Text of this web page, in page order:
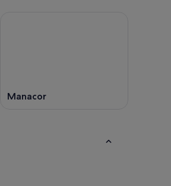
Manacor